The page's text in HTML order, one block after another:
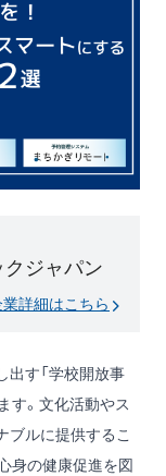
ジャパン
業詳細はこちら
す「学校開放事
す。文化活動やス
ブルに提供するこ
身の健康促進を図